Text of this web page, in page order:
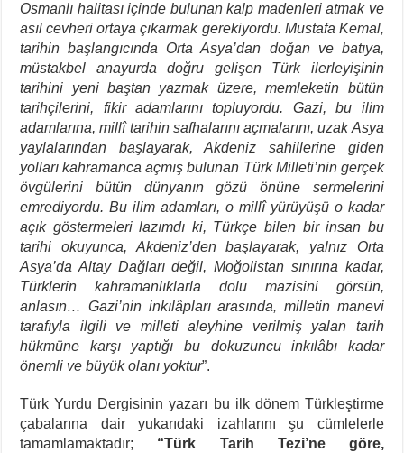
Osmanlı halitası içinde bulunan kalp madenleri atmak ve
asıl cevheri ortaya çıkarmak gerekiyordu. Mustafa Kemal,
tarihin başlangıcında Orta Asya’dan doğan ve batıya,
müstakbel anayurda doğru gelişen Türk ilerleyişinin
tarihini yeni baştan yazmak üzere, memleketin bütün
tarihçilerini, fikir adamlarını topluyordu. Gazi, bu ilim
adamlarına, millî tarihin safhalarını açmalarını, uzak Asya
yaylalarından başlayarak, Akdeniz sahillerine giden
yolları kahramanca açmış bulunan Türk Milleti’nin gerçek
övgülerini bütün dünyanın gözü önüne sermelerini
emrediyordu. Bu ilim adamları, o millî yürüyüşü o kadar
açık göstermeleri lazımdı ki, Türkçe bilen bir insan bu
tarihi okuyunca, Akdeniz’den başlayarak, yalnız Orta
Asya’da Altay Dağları değil, Moğolistan sınırına kadar,
Türklerin kahramanlıklarla dolu mazisini görsün,
anlasın… Gazi’nin inkılâpları arasında, milletin manevi
tarafıyla ilgili ve milleti aleyhine verilmiş yalan tarih
hükmüne karşı yaptığı bu dokuzuncu inkılâbı kadar
önemli ve büyük olanı yoktur”.
Türk Yurdu Dergisinin yazarı bu ilk dönem Türkleştirme
çabalarına dair yukarıdaki izahlarını şu cümlelerle
tamamlamaktadır; “Türk Tarih Tezi’ne göre,